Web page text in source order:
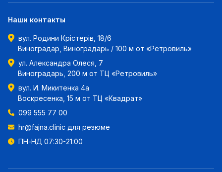
Наши контакты
вул. Родини Крістерів, 18/6
Виноградар, Виноградарь / 100 м от «Ретровиль»
ул. Александра Олеся, 7
Виноградарь, 200 м от ТЦ «Ретровиль»
вул. И. Микитенка 4а
Воскресенка, 15 м от ТЦ «Квадрат»
099 555 77 00
hr@fajna.clinic для резюме
ПН-НД 07:30-21:00